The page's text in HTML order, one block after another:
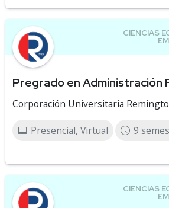
Pregrado en Administración
Corporación Universitaria
Presencial, Virtual 9